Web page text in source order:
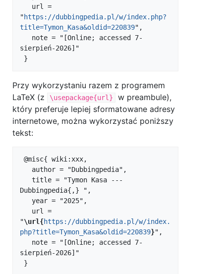
"https://dubbingpedia.pl/w/index.php?
title=Tymon_Kasa&oldid=220839",
sierpień-2026]"
Przy wykorzystaniu razem z programem
LaTeX (z
\usepackage{url}
w preambule),
który preferuje lepiej sformatowane adresy
internetowe, można wykorzystać poniższy
tekst:
Dubbingpedia{,} ",
"\url{https://dubbingpedia.pl/w/index.
php?title=Tymon_Kasa&oldid=220839}",
sierpień-2026]"